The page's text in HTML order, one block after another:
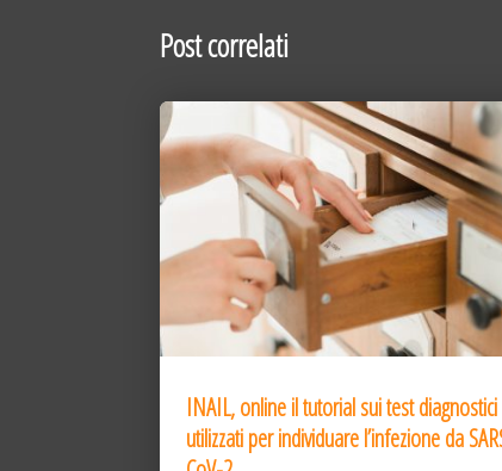
Post correlati
INAIL, online il tutorial sui test diagnostici
utilizzati per individuare l’infezione da